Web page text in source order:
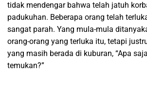
tidak mendengar bahwa telah jatuh
padukuhan. Beberapa orang telah
sangat parah. Yang mula-mula
orang-orang yang terluka itu, tetapi
yang masih berada di kuburan, “Apa
temukan?”